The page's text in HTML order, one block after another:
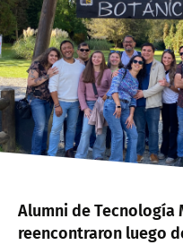
Alumni de Tecnología
reencontraron luego